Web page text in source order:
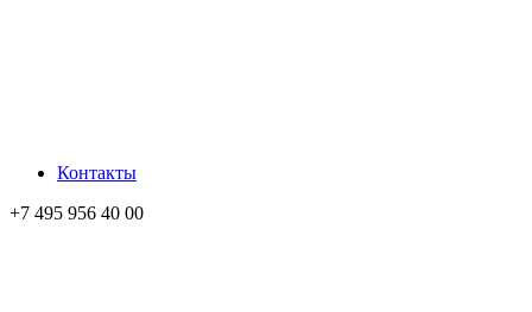
Контакты
+7 495 956 40 00